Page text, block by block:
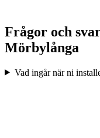
Frågor och
Mörbylånga
Vad ingår när ni